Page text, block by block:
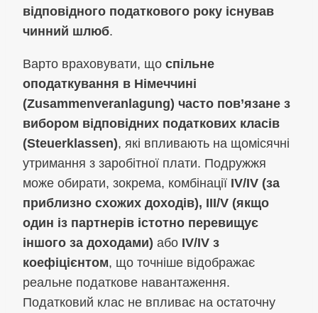
відповідного податкового року існував
чинний шлюб.
Варто враховувати, що спільне
оподаткування в Німеччині
(Zusammenveranlagung) часто пов’язане з
вибором відповідних податкових класів
(Steuerklassen), які впливають на щомісячні
утримання з заробітної плати. Подружжя
може обирати, зокрема, комбінації IV/IV (за
приблизно схожих доходів), III/V (якщо
один із партнерів істотно перевищує
іншого за доходами) або IV/IV з
коефіцієнтом, що точніше відображає
реальне податкове навантаження.
Податковий клас не впливає на остаточну